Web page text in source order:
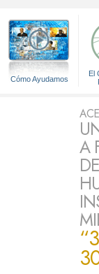
Cómo Ayudamos
El
A